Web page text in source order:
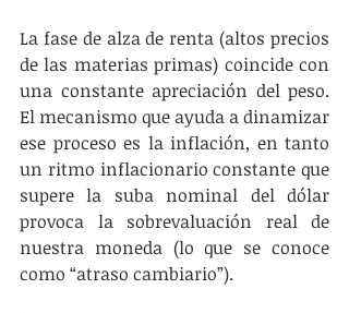
La fase de alza de renta (altos precios
de las materias primas) coincide con
una constante apreciación del peso.
El mecanismo que ayuda a dinamizar
ese proceso es la inflación, en tanto
un ritmo inflacionario constante que
supere la suba nominal del dólar
provoca la sobrevaluación real de
nuestra moneda (lo que se conoce
como “atraso cambiario”).